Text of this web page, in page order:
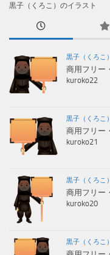
黒子（くろこ）のイラスト
黒子（くろこ）
商用フリー
kuroko22
黒子（くろこ）
商用フリー
kuroko21
黒子（くろこ）
商用フリー
kuroko20
黒子（くろこ）